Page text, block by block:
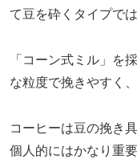
て豆を砕くタイプで
「コーン式ミル」を
な粒度で挽きやすく
コーヒーは豆の挽き
個人的にはかなり重